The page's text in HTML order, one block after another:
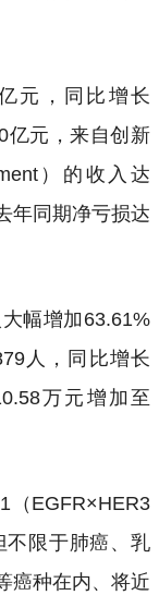
元，同比增长
亿元，来自创新
）的收入达
年同期净亏损达
幅增加63.61%
人，同比增长
万元增加至
（EGFR×HER3
不限于肺癌、乳
癌种在内、将近